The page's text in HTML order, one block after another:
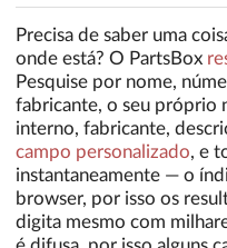
Precisa de saber uma
onde está? O PartsBox
Pesquise por nome,
fabricante, o seu próprio
interno, fabricante,
campo personalizado, e
instantaneamente — o
browser, por isso os
digita mesmo com